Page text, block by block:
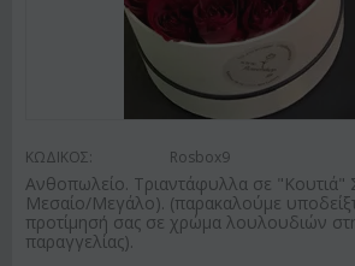
ΚΩΔΙΚΟΣ: Rosbox9
Ανθοπωλείο. Τριαντάφυλλα σε "Κουτιά"
Μεσαίο/Μεγάλο). (παρακαλούμε
προτίμησή σας σε χρώμα λουλουδιών
παραγγελίας).